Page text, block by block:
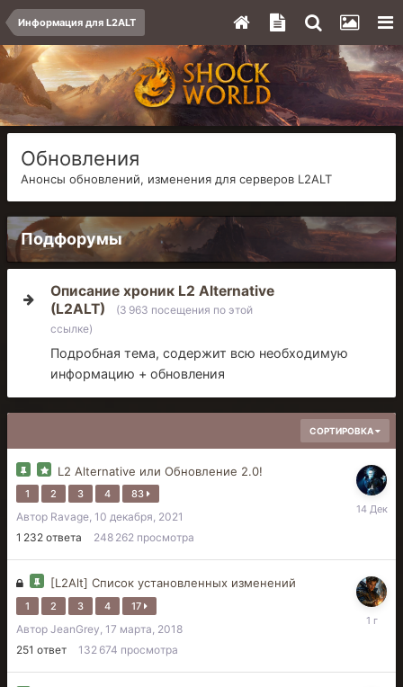
Информация для L2ALT
Обновления
Анонсы обновлений, изменения для серверов L2ALT
Подфорумы
Описание хроник L2 Alternative
(L2ALT)
(3 963 посещения по этой
ссылке)
Подробная тема, содержит всю необходимую
информацию + обновления
СОРТИРОВКА
L2 Alternative или Обновление 2.0!
1 2 3 4 83
Автор Ravage, 10 декабря, 2021
1 232 ответа 248 262 просмотра
14
[L2Alt] Список установленных изменений
1 2 3 4 17
Автор JeanGrey, 17 марта, 2018
251 ответ 132 674 просмотра
17